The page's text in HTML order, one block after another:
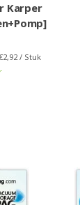
Karper
/ Stuk